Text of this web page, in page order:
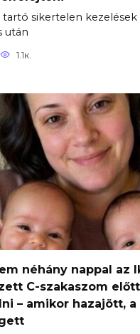
tartó sikertelen kezelések
után
1.1к.
néhány nappal az
C-szakaszom
– amikor hazajött,